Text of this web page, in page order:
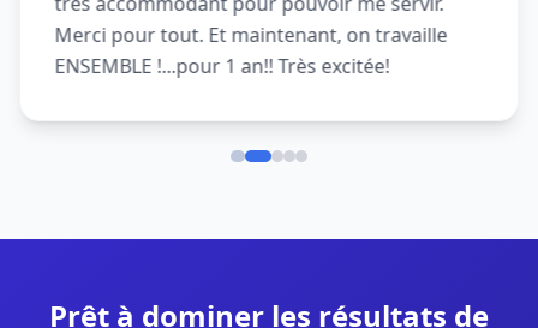
Merci pour tout. Et maintenant, on travaille
ENSEMBLE !...pour 1 an!! Très excitée!
Prêt à dominer les résultats de